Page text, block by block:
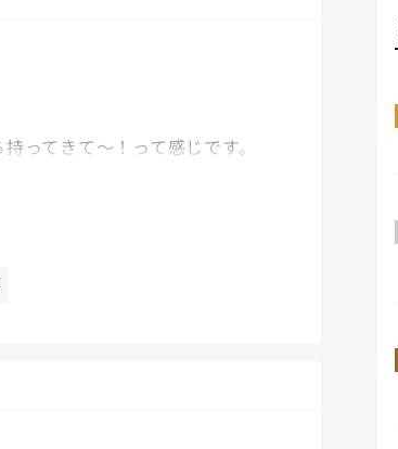
ってきて〜！って感じです。
のゼリーは持っていこうかなと思
て行こうと思ったら近くのお惣菜
い案あったら教えてくださ